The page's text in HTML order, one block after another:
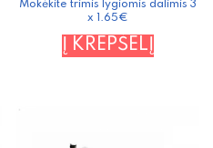
Mokėkite trimis lygiomis dalimis 3
x 1.65€
Į KREPŠELĮ